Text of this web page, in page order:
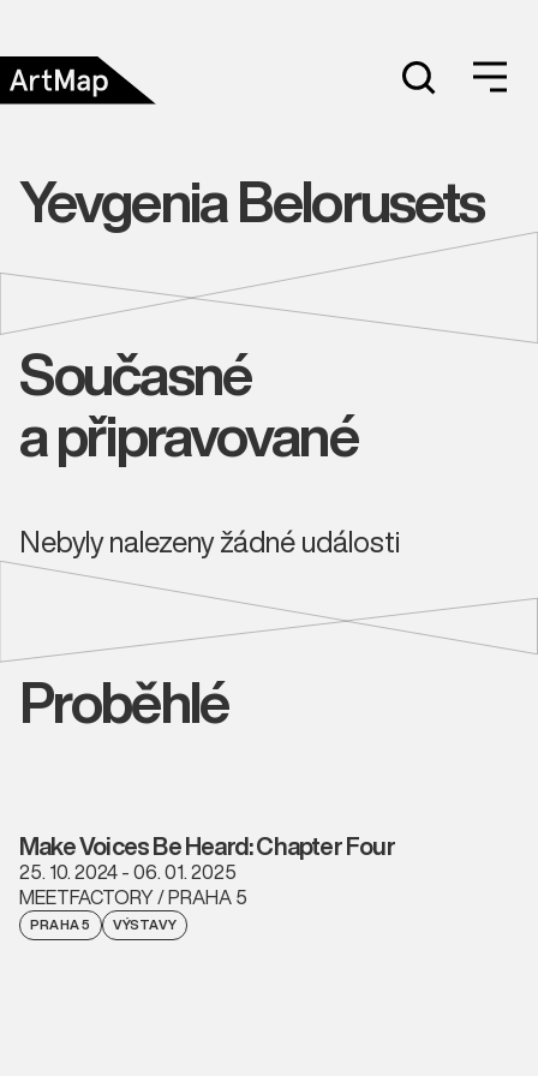
Yevgenia Belorusets
Současné
a připravované
Nebyly nalezeny žádné události
Proběhlé
Make Voices Be Heard: Chapter Four
25. 10. 2024 - 06. 01. 2025
MEETFACTORY / PRAHA 5
PRAHA 5 VÝSTAVY